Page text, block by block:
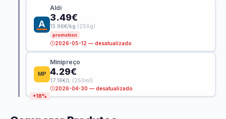
Aldi
3.49€
13.96€/kg (250g)
promotion
2026-05-12 — desatualizado
Minipreço
4.29€
17.16€/L
(250ml)
2026-04-30 — desatualizado
+18%